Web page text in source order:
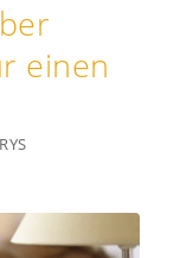
einen